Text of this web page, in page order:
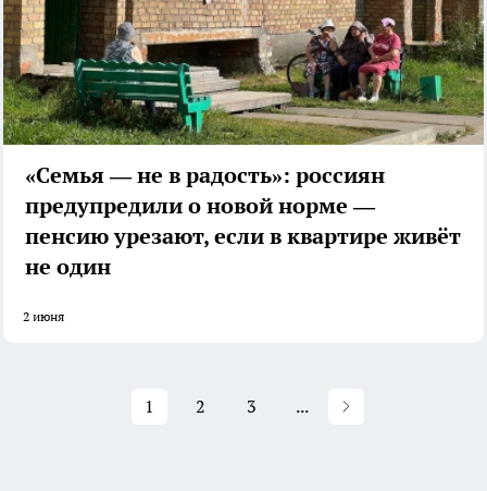
«Семья — не в радость»: россиян
предупредили о новой норме —
пенсию урезают, если в квартире живёт
не один
2 июня
1 2 3 ...